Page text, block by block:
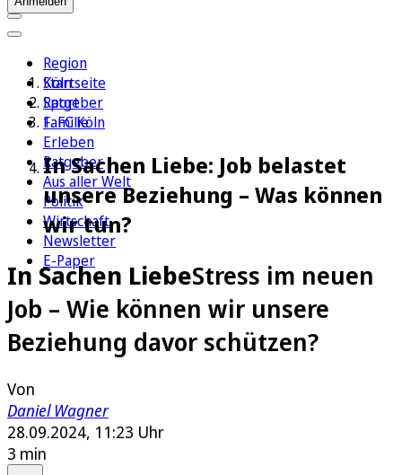
Region
Köln
Sport
1. FC Köln
Erleben
Ratgeber
Aus aller Welt
Politik
Wirtschaft
Newsletter
E-Paper
Startseite
Ratgeber
Familie
In Sachen Liebe: Job belastet
unsere Beziehung – Was können
wir tun?
In Sachen LiebeStress im neuen
Job – Wie können wir unsere
Beziehung davor schützen?
Von
Daniel Wagner
28.09.2024, 11:23 Uhr
3 min